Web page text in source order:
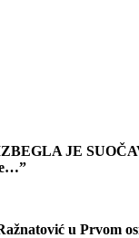
JE
u Prvom